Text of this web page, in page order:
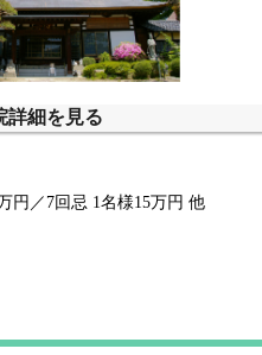
詳細を見る
円／7回忌 1名様15万円 他